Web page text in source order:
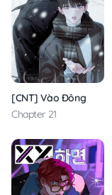
[CNT] Vào Đông
Chapter 21